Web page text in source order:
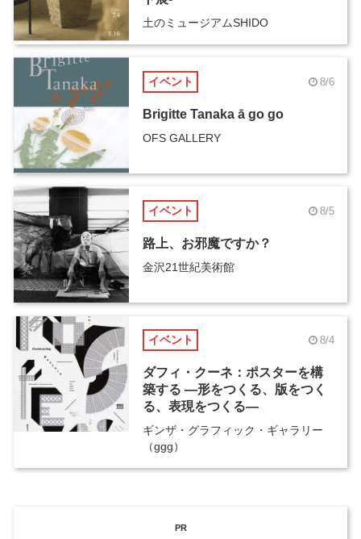
土のミュージアムSHIDO
イベント 8/6
Brigitte Tanaka ā go go
OFS GALLERY
イベント 8/5
路上、お邪魔ですか？
金沢21世紀美術館
イベント 8/4
ダフィ・クーネ：ポスターを構
築する ―形をつくる、版をつく
る、表現をつくる―
ギンザ・グラフィック・ギャラリー
（ggg）
PR